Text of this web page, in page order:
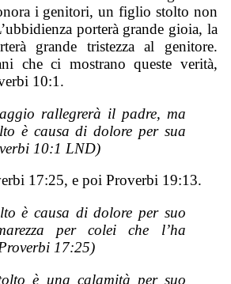
i genitori, un figlio stolto non
porterà grande gioia, la
grande tristezza al genitore.
che ci mostrano queste verità,
10:1.
rallegrerà il padre, ma
è causa di dolore per sua
10:1 LND)
17:25, e poi Proverbi 19:13.
è causa di dolore per suo
per colei che l’ha
17:25)
è una calamità per suo